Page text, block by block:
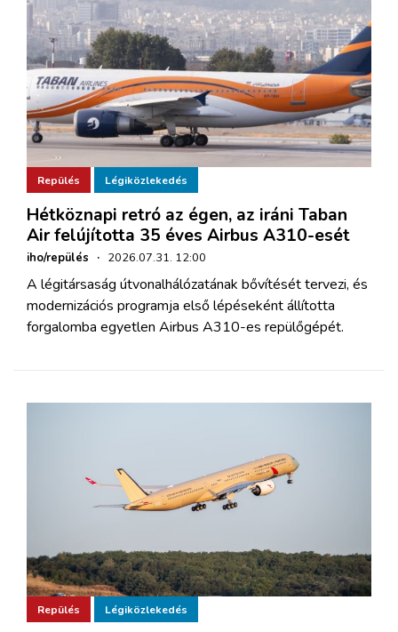
Repülés Légiközlekedés
Hétköznapi retró az égen, az iráni Taban
Air felújította 35 éves Airbus A310-esét
iho/repülés · 2026.07.31. 12:00
A légitársaság útvonalhálózatának bővítését tervezi, és
modernizációs programja első lépéseként állította
forgalomba egyetlen Airbus A310-es repülőgépét.
Repülés Légiközlekedés